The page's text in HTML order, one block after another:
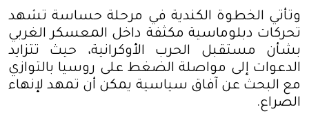
وتأتي الخطوة الكندية في مرحلة حساسة تشهد
تحركات دبلوماسية مكثفة داخل المعسكر الغربي
بشأن مستقبل الحرب الأوكرانية، حيث تتزايد
الدعوات إلى مواصلة الضغط على روسيا بالتوازي
مع البحث عن آفاق سياسية يمكن أن تمهد لإنهاء
الصراع.